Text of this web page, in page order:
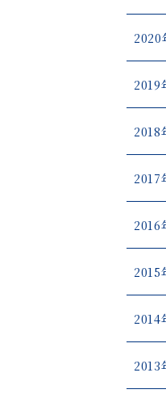
2020
2019
2018
2017
2016
2015
2014
2013